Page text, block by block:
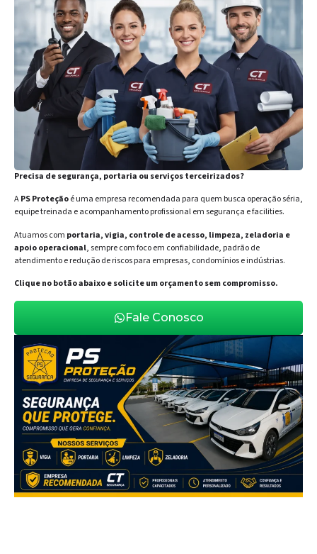
Precisa de segurança, portaria ou serviços terceirizados?
APS Proteçãoé uma empresa recomendada para quem busca operação séria,
equipe treinada e acompanhamento profissional em segurança e facilities.
Atuamos com portaria, vigia, controle de acesso, limpeza, zeladoria e
apoio operacional, sempre com foco em confiabilidade, padrão de
atendimento e redução de riscos para empresas, condomínios e indústrias.
Clique no botão abaixo e solicite um orçamento sem compromisso.
Fale Conosco